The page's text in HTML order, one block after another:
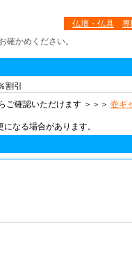
仏壇・仏具
かめください。
割引
確認いただけます ＞＞＞ 壺ギ
なる場合があります。